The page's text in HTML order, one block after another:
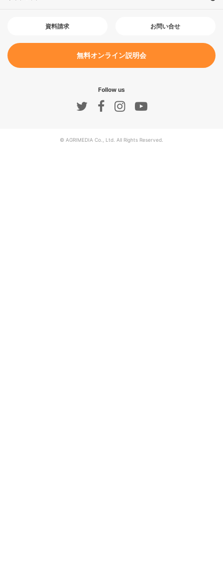
資料請求 お問い合せ
無料オンライン説明会
Follow us
© AGRIMEDIA Co., Ltd. All Rights Reserved.